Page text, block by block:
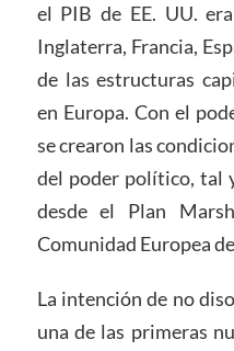
el PIB de EE. UU.
Inglaterra, Francia,
de las estructuras
en Europa. Con el
se crearon las
del poder político, tal
desde el Plan
Comunidad Europea
La intención de no
una de las primeras